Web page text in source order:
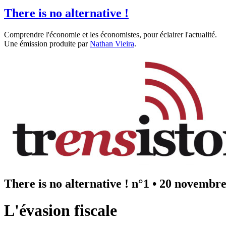
There is no alternative !
Comprendre l'économie et les économistes, pour éclairer l'actualité.
Une émission produite parNathan Vieira.
There is no alternative ! n°1 • 20
L'évasion fiscale